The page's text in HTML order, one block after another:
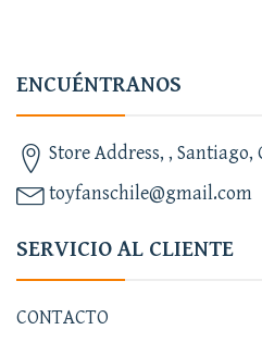
ENCUÉNTRANOS
Store Address, , Santiago,
toyfanschile@gmail.com
SERVICIO AL CLIENTE
CONTACTO